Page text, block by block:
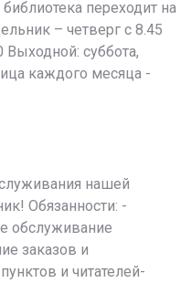
переходит на
– четверг с 8.45
Выходной: суббота,
каждого месяца -
нашей
Обязанности: -
обслуживание
заказов и
и читателей-